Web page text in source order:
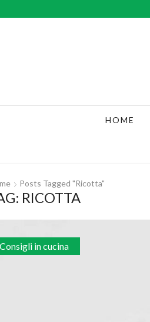
HOME
Posts Tagged "ricotta"
RICOTTA
Consigli in cucina